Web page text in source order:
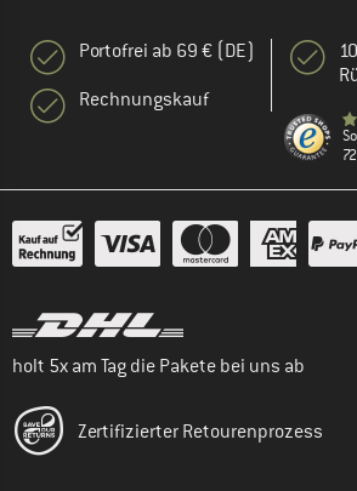
Portofrei ab 69 € (DE)
Rechnungskauf
holt 5x am Tag die Pakete bei uns ab
Zertifizierter Retourenprozess